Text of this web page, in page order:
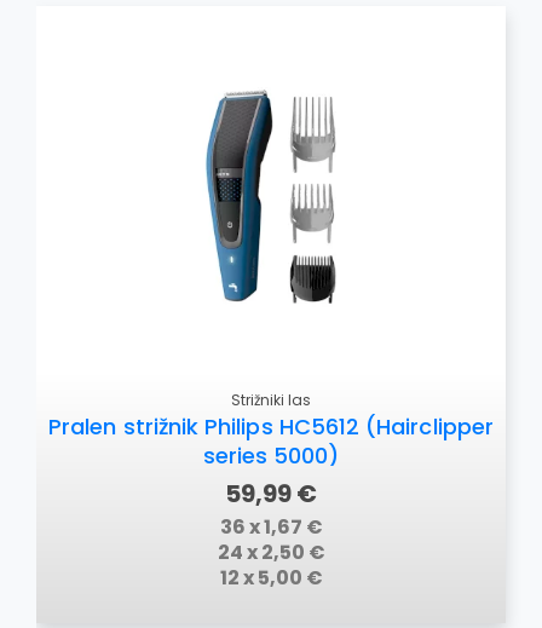
Strižniki las
Pralen strižnik Philips HC5612 (Hairclipper
series 5000)
59,99 €
36 x 1,67 €
24 x 2,50 €
12 x 5,00 €